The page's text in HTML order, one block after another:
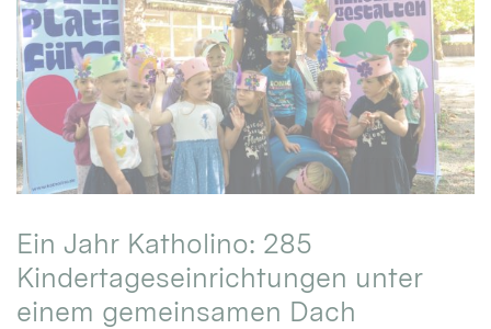
Ein Jahr Katholino: 285
Kindertageseinrichtungen unter
einem gemeinsamen Dach